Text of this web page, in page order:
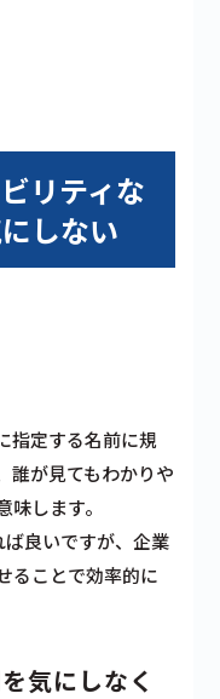
リティな
しない
指定する名前に規
誰が見てもわかりや
します。
良いですが、企業
ることで効率的に
気にしなく